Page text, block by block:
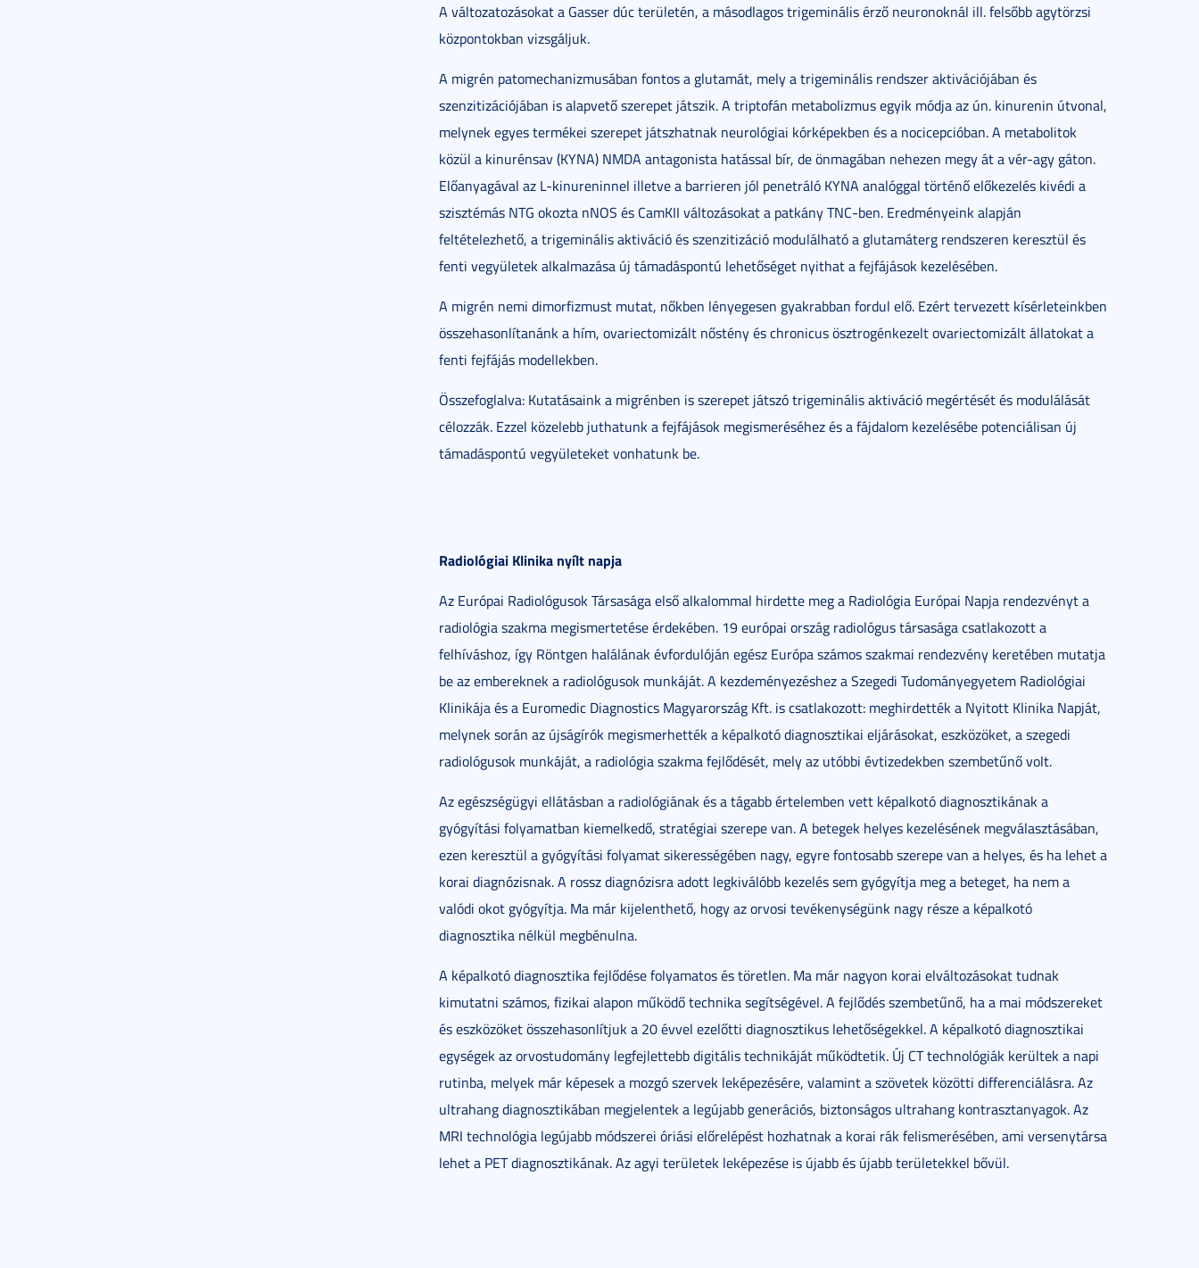
A változatozásokat a Gasser dúc területén, a másodlagos trigeminális érző neuronoknál ill. felsőbb agytörzsi
központokban vizsgáljuk.
A migrén patomechanizmusában fontos a glutamát, mely a trigeminális rendszer aktivációjában és
szenzitizációjában is alapvető szerepet játszik. A triptofán metabolizmus egyik módja az ún. kinurenin útvonal,
melynek egyes termékei szerepet játszhatnak neurológiai kórképekben és a nocicepcióban. A metabolitok
közül a kinurénsav (KYNA) NMDA antagonista hatással bír, de önmagában nehezen megy át a vér-agy gáton.
Előanyagával az L-kinureninnel illetve a barrieren jól penetráló KYNA analóggal történő előkezelés kivédi a
szisztémás NTG okozta nNOS és CamKII változásokat a patkány TNC-ben. Eredményeink alapján
feltételezhető, a trigeminális aktiváció és szenzitizáció modulálható a glutamáterg rendszeren keresztül és
fenti vegyületek alkalmazása új támadáspontú lehetőséget nyithat a fejfájások kezelésében.
A migrén nemi dimorfizmust mutat, nőkben lényegesen gyakrabban fordul elő. Ezért tervezett kísérleteinkben
összehasonlítanánk a hím, ovariectomizált nőstény és chronicus ösztrogénkezelt ovariectomizált állatokat a
fenti fejfájás modellekben.
Összefoglalva: Kutatásaink a migrénben is szerepet játszó trigeminális aktiváció megértését és modulálását
célozzák. Ezzel közelebb juthatunk a fejfájások megismeréséhez és a fájdalom kezelésébe potenciálisan új
támadáspontú vegyületeket vonhatunk be.
Radiológiai Klinika nyílt napja
Az Európai Radiológusok Társasága első alkalommal hirdette meg a Radiológia Európai Napja rendezvényt a
radiológia szakma megismertetése érdekében. 19 európai ország radiológus társasága csatlakozott a
felhíváshoz, így Röntgen halálának évfordulóján egész Európa számos szakmai rendezvény keretében mutatja
be az embereknek a radiológusok munkáját. A kezdeményezéshez a Szegedi Tudományegyetem Radiológiai
Klinikája és a Euromedic Diagnostics Magyarország Kft. is csatlakozott: meghirdették a Nyitott Klinika Napját,
melynek során az újságírók megismerhették a képalkotó diagnosztikai eljárásokat, eszközöket, a szegedi
radiológusok munkáját, a radiológia szakma fejlődését, mely az utóbbi évtizedekben szembetűnő volt.
Az egészségügyi ellátásban a radiológiának és a tágabb értelemben vett képalkotó diagnosztikának a
gyógyítási folyamatban kiemelkedő, stratégiai szerepe van. A betegek helyes kezelésének megválasztásában,
ezen keresztül a gyógyítási folyamat sikerességében nagy, egyre fontosabb szerepe van a helyes, és ha lehet a
korai diagnózisnak. A rossz diagnózisra adott legkiválóbb kezelés sem gyógyítja meg a beteget, ha nem a
valódi okot gyógyítja. Ma már kijelenthető, hogy az orvosi tevékenységünk nagy része a képalkotó
diagnosztika nélkül megbénulna.
A képalkotó diagnosztika fejlődése folyamatos és töretlen. Ma már nagyon korai elváltozásokat tudnak
kimutatni számos, fizikai alapon működő technika segítségével. A fejlődés szembetűnő, ha a mai módszereket
és eszközöket összehasonlítjuk a 20 évvel ezelőtti diagnosztikus lehetőségekkel. A képalkotó diagnosztikai
egységek az orvostudomány legfejlettebb digitális technikáját működtetik. Új CT technológiák kerültek a napi
rutinba, melyek már képesek a mozgó szervek leképezésére, valamint a szövetek közötti differenciálásra. Az
ultrahang diagnosztikában megjelentek a legújabb generációs, biztonságos ultrahang kontrasztanyagok. Az
MRI technológia legújabb módszerei óriási előrelépést hozhatnak a korai rák felismerésében, ami versenytársa
lehet a PET diagnosztikának. Az agyi területek leképezése is újabb és újabb területekkel bővül.